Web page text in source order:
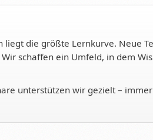
die größte Lernkurve. Neue
schaffen ein Umfeld, in dem
unterstützen wir gezielt –